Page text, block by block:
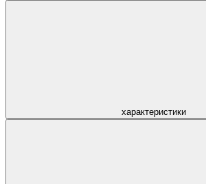
характеристики